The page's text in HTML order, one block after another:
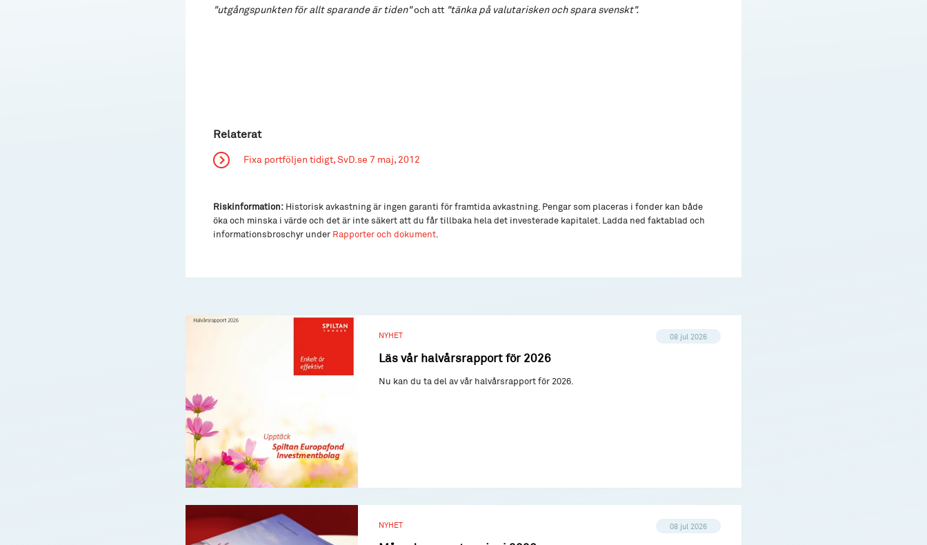
"utgångspunkten för allt sparande är tiden"och att "tänka på valutarisken och spara svenskt".
Relaterat
Fixa portföljen tidigt, SvD.se 7 maj, 2012
Riskinformation:Historisk avkastning är ingen garanti för framtida avkastning. Pengar som placeras i fonder kan både
öka och minska i värde och det är inte säkert att du får tillbaka hela det investerade kapitalet. Ladda ned faktablad och
informationsbroschyr under Rapporter och dokument.
NYHET 08 jul 2026
Läs vår halvårsrapport för 2026
Nu kan du ta del av vår halvårsrapport för 2026.
NYHET 08 jul 2026